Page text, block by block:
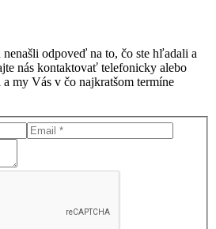
nenašli odpoveď na to, čo ste hľadali a
nás kontaktovať telefonicky alebo
my Vás v čo najkratšom termíne